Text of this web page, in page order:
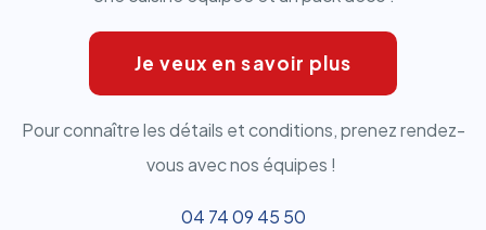
Je veux en savoir plus
Pour connaître les détails et conditions, prenez rendez-
vous avec nos équipes !
04 74 09 45 50